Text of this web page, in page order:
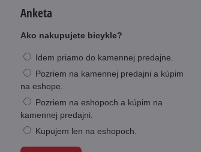
Anketa
Ako nakupujete bicykle?
Idem priamo do kamennej predajne.
Pozriem na kamennej predajni a kúpim
na eshope.
Pozriem na eshopoch a kúpim na
kamennej predajni.
Kupujem len na eshopoch.